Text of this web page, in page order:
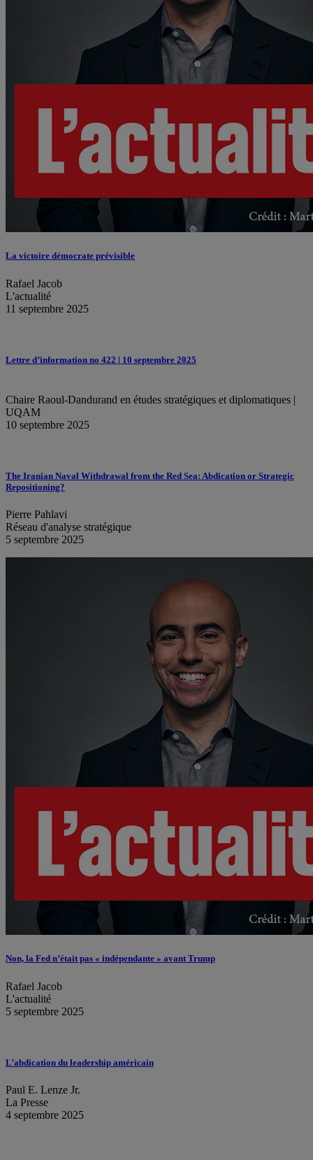
La victoire démocrate prévisible
Rafael Jacob
L'actualité
11 septembre 2025
Lettre d’information no 422 | 10 septembre 2025
Chaire Raoul-Dandurand en études stratégiques et diplomatiques |
UQAM
10 septembre 2025
The Iranian Naval Withdrawal from the Red Sea: Abdication or Strategic
Repositioning?
Pierre Pahlavi
Réseau d'analyse stratégique
5 septembre 2025
Non, la Fed n’était pas « indépendante » avant Trump
Rafael Jacob
L'actualité
5 septembre 2025
L’abdication du leadership américain
Paul E. Lenze Jr.
La Presse
4 septembre 2025